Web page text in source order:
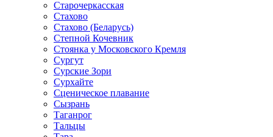
Старочеркасская
Стахово
Стахово (Беларусь)
Степной Кочевник
Стоянка у Московского Кремля
Сургут
Сурские Зори
Сурхайте
Сценическое плавание
Сызрань
Таганрог
Тальцы